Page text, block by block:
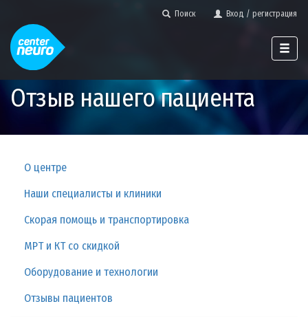
Поиск Вход / регистрация
Отзыв нашего пациента
О центре
Наши специалисты и клиники
Скорая помощь и транспортировка
МРТ и КТ со скидкой
Оборудование и технологии
Отзывы пациентов